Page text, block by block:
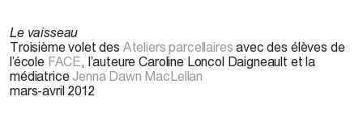
Le vaisseau
Troisième volet des Ateliers parcellaires avec des élèves de
l’école FACE, l’auteure Caroline Loncol Daigneault et la
médiatrice Jenna Dawn MacLellan
mars-avril 2012